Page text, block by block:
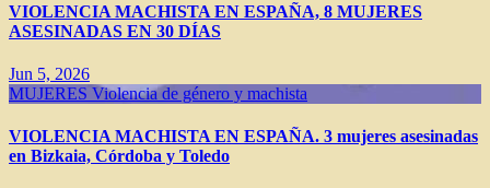
VIOLENCIA MACHISTA EN ESPAÑA, 8 MUJERES
ASESINADAS EN 30 DÍAS
Jun 5, 2026
MUJERES Violencia de género y machista
VIOLENCIA MACHISTA EN ESPAÑA. 3 mujeres asesinadas
en Bizkaia, Córdoba y Toledo